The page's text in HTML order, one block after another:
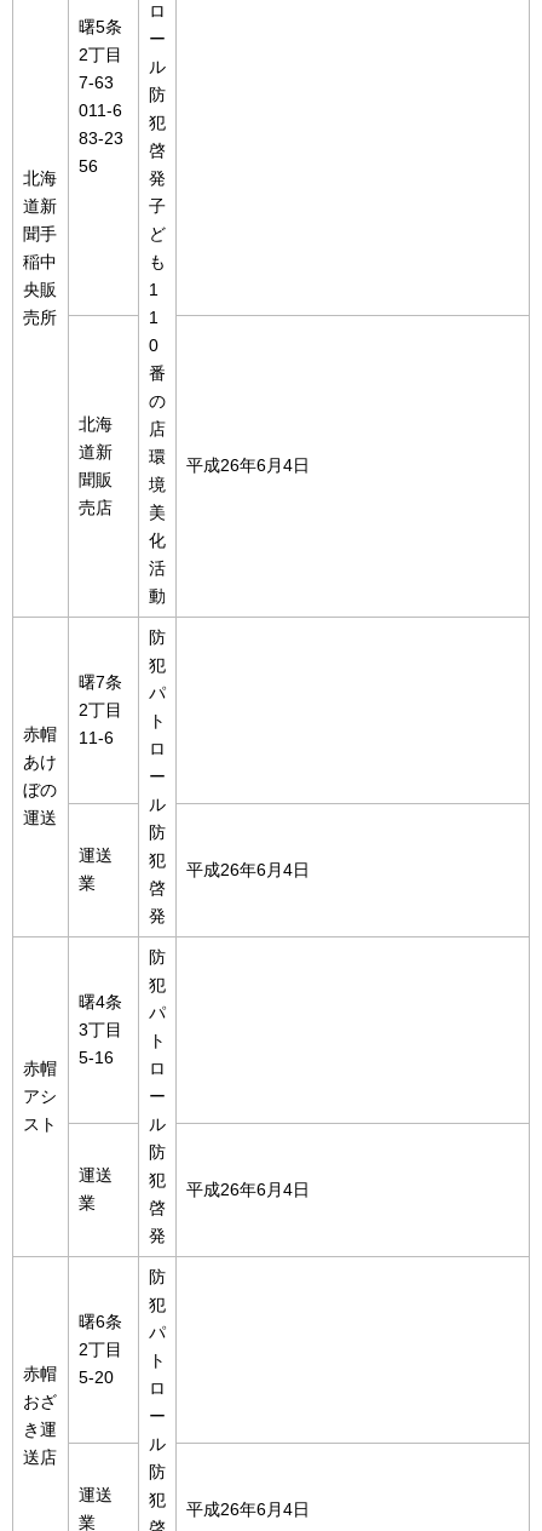
北海
道新
聞手
稲中
央販
売所
曙5条
2丁目
7-63
011-6
83-23
56
ロ
ー
ル
防
犯
啓
発
子
ど
も
1
1
0
番
の
店
環
境
美
化
活
動
北海
道新
聞販
売店
平成26年6月4日
赤帽
あけ
ぼの
運送
曙7条
2丁目
11-6
防
犯
パ
ト
ロ
ー
ル
防
犯
啓
発
運送
業
平成26年6月4日
赤帽
アシ
スト
曙4条
3丁目
5-16
防
犯
パ
ト
ロ
ー
ル
防
犯
啓
発
運送
業
平成26年6月4日
赤帽
おざ
き運
送店
曙6条
2丁目
5-20
防
犯
パ
ト
ロ
ー
ル
防
犯
運送
業
平成26年6月4日